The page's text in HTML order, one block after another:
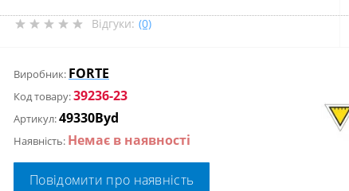
Відгуки: (0)
Виробник: FORTE
Код товару:39236-23
Артикул:49330Byd
Наявність: Немає в наявності
Повідомити про наявність